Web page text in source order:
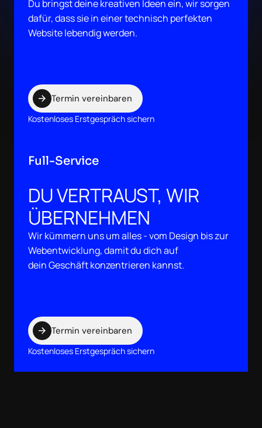
Du bringst deine kreativen Ideen ein, wir sorgen
dafür, dass sie in einer technisch perfekten
Website lebendig werden.
Termin vereinbaren
Kostenloses Erstgespräch sichern
Full-Service
DU VERTRAUST, WIR
ÜBERNEHMEN
Wir kümmern uns um alles - vom Design bis zur
Webentwicklung, damit du dich auf
dein Geschäft konzentrieren kannst.
Termin vereinbaren
Kostenloses Erstgespräch sichern